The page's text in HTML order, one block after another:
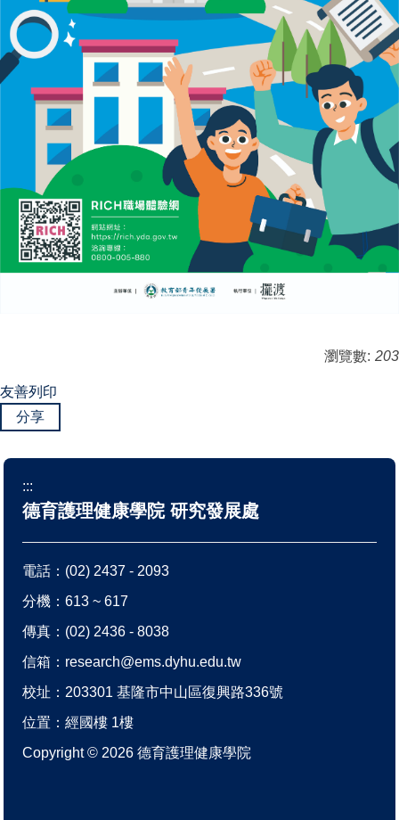
瀏覽數: 203
友善列印
分享
:::
德育護理健康學院 研究發展處
電話： (02) 2437 - 2093
分機：613 ~ 617
傳真：(02) 2436 - 8038
信箱： research@ems.dyhu.edu.tw
校址： 203301 基隆市中山區復興路336號
位置： 經國樓 1樓
Copyright © 2026德育護理健康學院